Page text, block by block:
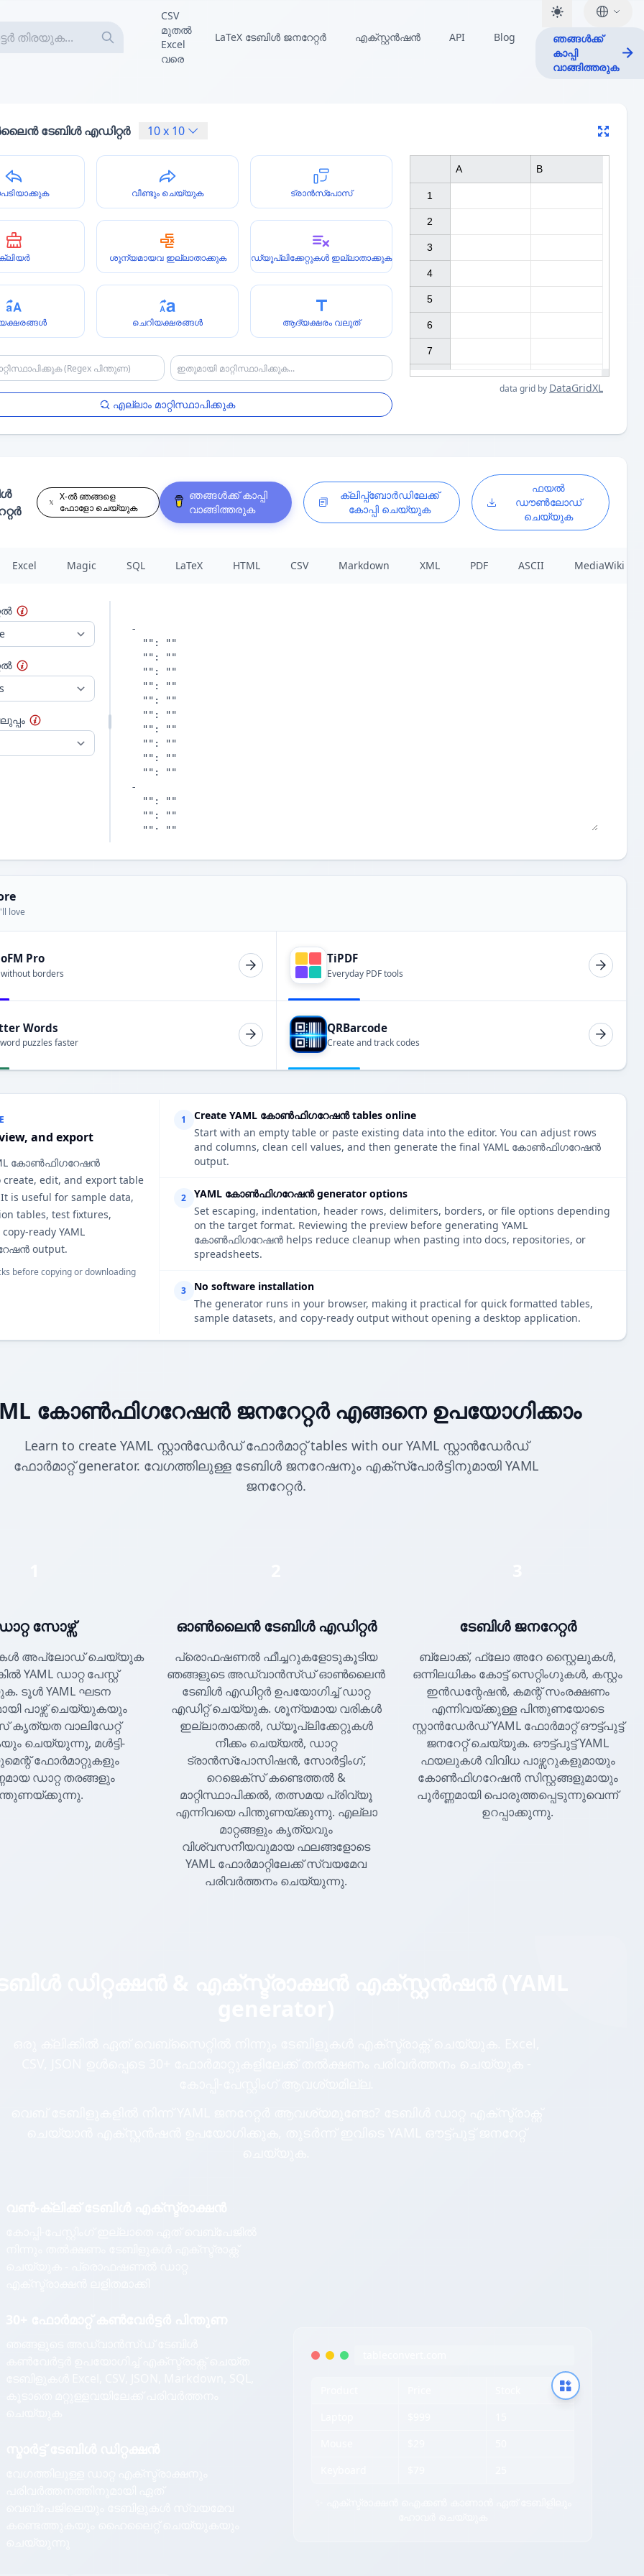
CSV
മുതൽ
Excel
വരെ
LaTeX ടേബിൾ ജനറേറ്റർ എക്സ്റ്റൻഷൻ API Blog
ഞങ്ങൾക്ക്
കാപ്പി
വാങ്ങിത്തരുക
ടേബിൾ എഡിറ്റർ 10x 10
വീണ്ടും ചെയ്യുക ട്രാൻസ്പോസ്
ശൂന്യമായവ ഇല്ലാതാക്കുക ഡ്യൂപ്ലിക്കേറ്റുകൾ ഇല്ലാതാക്കുക
ചെറിയക്ഷരങ്ങൾ ആദ്യക്ഷരം വലുത്
എല്ലാം മാറ്റിസ്ഥാപിക്കുക
data grid by DataGridXL
1
2
3
4
5
6
7
A B
X-ൽ ഞങ്ങളെ
ഫോളോ ചെയ്യുക
ഞങ്ങൾക്ക് കാപ്പി
വാങ്ങിത്തരുക
ക്ലിപ്പ്ബോർഡിലേക്ക്
കോപ്പി ചെയ്യുക
ഫയൽ
ഡൗൺലോഡ്
ചെയ്യുക
Excel Magic SQL LaTeX HTML CSV Markdown XML PDF ASCII MediaWiki
love
Pro
borders
TiPDF
Everyday PDF tools
Words
puzzles faster
QRBarcode
Create and track codes
and export
കോൺഫിഗറേഷൻ
edit, and export table
is useful for sample data,
tables, test fixtures,
ready YAML
output.
before copying or downloading
1
Create YAML കോൺഫിഗറേഷൻ tables online
Start with an empty table or paste existing data into the editor. You can adjust rows
and columns, clean cell values, and then generate the final YAML കോൺഫിഗറേഷൻ
output.
2
YAML കോൺഫിഗറേഷൻ generator options
Set escaping, indentation, header rows, delimiters, borders, or file options depending
on the target format. Reviewing the preview before generating YAML
കോൺഫിഗറേഷൻ helps reduce cleanup when pasting into docs, repositories, or
spreadsheets.
3
No software installation
The generator runs in your browser, making it practical for quick formatted tables,
sample datasets, and copy-ready output without opening a desktop application.
കോൺഫിഗറേഷൻ ജനറേറ്റർ എങ്ങനെ ഉപയോഗിക്കാം
Learn to create YAML സ്റ്റാൻഡേർഡ് ഫോർമാറ്റ് tables with our YAML സ്റ്റാൻഡേർഡ്
ഫോർമാറ്റ് generator. വേഗത്തിലുള്ള ടേബിൾ ജനറേഷനും എക്സ്‌പോർട്ടിനുമായി YAML
ജനറേറ്റർ.
സോഴ്സ്
അപ്‌ലോഡ് ചെയ്യുക
YAML ഡാറ്റ പേസ്റ്റ്
ടൂൾ YAML ഘടന
പാഴ്സ് ചെയ്യുകയും
കൃത്യത വാലിഡേറ്റ്
ചെയ്യുന്നു, മൾട്ടി-
ഫോർമാറ്റുകളും
ഡാറ്റ തരങ്ങളും
ഓൺലൈൻ ടേബിൾ എഡിറ്റർ
പ്രൊഫഷണൽ ഫീച്ചറുകളോടുകൂടിയ
ഞങ്ങളുടെ അഡ്വാൻസ്ഡ് ഓൺലൈൻ
ടേബിൾ എഡിറ്റർ ഉപയോഗിച്ച് ഡാറ്റ
എഡിറ്റ് ചെയ്യുക. ശൂന്യമായ വരികൾ
ഇല്ലാതാക്കൽ, ഡ്യൂപ്ലിക്കേറ്റുകൾ
നീക്കം ചെയ്യൽ, ഡാറ്റ
ട്രാൻസ്പോസിഷൻ, സോർട്ടിംഗ്,
റെജെക്സ് കണ്ടെത്തൽ &
മാറ്റിസ്ഥാപിക്കൽ, തത്സമയ പ്രിവ്യൂ
എന്നിവയെ പിന്തുണയ്ക്കുന്നു. എല്ലാ
മാറ്റങ്ങളും കൃത്യവും
വിശ്വസനീയവുമായ ഫലങ്ങളോടെ
YAML ഫോർമാറ്റിലേക്ക് സ്വയമേവ
പരിവർത്തനം ചെയ്യുന്നു.
ടേബിൾ ജനറേറ്റർ
ബ്ലോക്ക്, ഫ്ലോ അറേ സ്റ്റൈലുകൾ,
ഒന്നിലധികം കോട്ട് സെറ്റിംഗുകൾ, കസ്റ്റം
ഇൻഡന്റേഷൻ, കമന്റ് സംരക്ഷണം
എന്നിവയ്ക്കുള്ള പിന്തുണയോടെ
സ്റ്റാൻഡേർഡ് YAML ഫോർമാറ്റ് ഔട്ട്പുട്ട്
ജനറേറ്റ് ചെയ്യുക. ഔട്ട്പുട്ട് YAML
ഫയലുകൾ വിവിധ പാഴ്സറുകളുമായും
കോൺഫിഗറേഷൻ സിസ്റ്റങ്ങളുമായും
പൂർണ്ണമായി പൊരുത്തപ്പെടുന്നുവെന്ന്
ഉറപ്പാക്കുന്നു.